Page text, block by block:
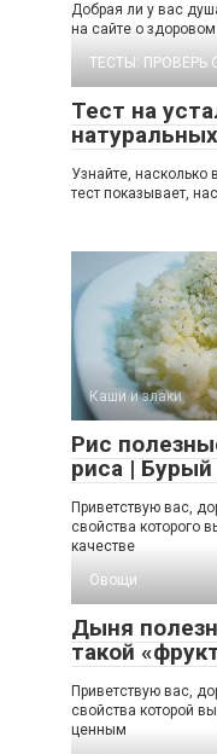
Добрая ли у вас
на сайте о
ТЕСТЫ: ПРОВЕРЬ
Тест на
Узнайте, насколько
тест показывает,
Каши и злаки
Рис
риса | Бурый
Приветствую вас,
свойства которого
качестве
Овощи
Дыня
такой
Приветствую вас,
свойства которой
ценным